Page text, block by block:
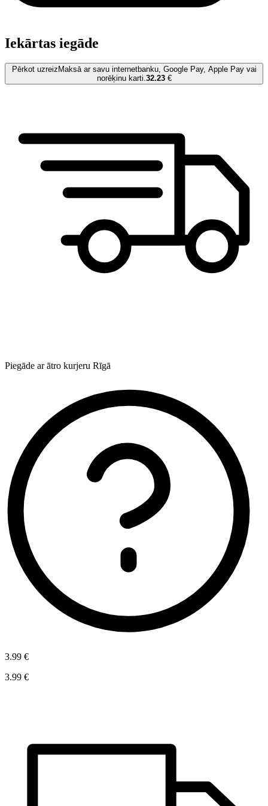
Iekārtas iegāde
Pērkot uzreiz Maksā ar savu internetbanku, Google Pay, Apple Pay vai
norēķinu karti.32.23€
Piegāde ar ātro kurjeru Rīgā
3.99 €
3.99 €